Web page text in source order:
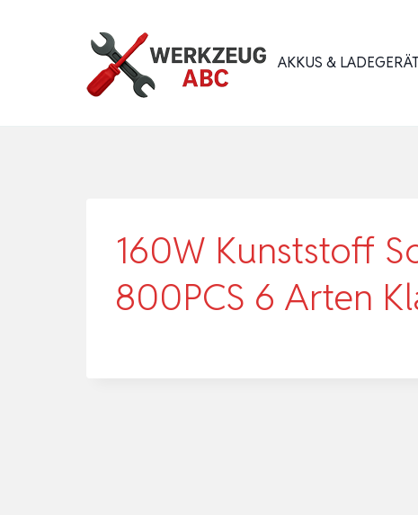
AKKUS &
160W Kunststoff
800PCS 6 Arten